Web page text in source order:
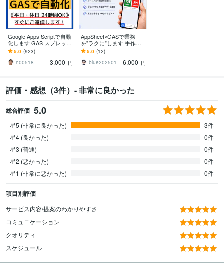
Google Apps Scriptで自動
化します GAS スプレッド
シート、Gmail、Gemini、
定期実行
5.0 (923)
n00518
3,000 円
AppSheet×GASで業務
を"ラクに"します 手作
業・コピペを自動化！
「こんなことできる？」
も相談OK
5.0 (12)
blue202501
6,000 円
評価・感想（3件）- 非常に良かった
総合評価 5.0
星5 (非常に良かった)
3件
星4 (良かった)
0件
星3 (普通)
0件
星2 (悪かった)
0件
星1 (非常に悪かった)
0件
項目別評価
サービス内容/提案のわかりやすさ
コミュニケーション
クオリティ
スケジュール